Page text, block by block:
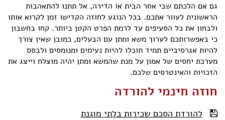
גם אם הלכתם שבי אחר הבית או הדירה, אל תתנו להתאהבות
הראשונית לעוור אתכם. בכל הנוגע לחוזה הקדישו זמן לקרוא אותו
ולבחון את כל הסעיפים עד לרמת הפרט הקטן ביותר. קחו בחשבון
כי באפשרותכם לערוך משא ומתן עם הבעלים, כמובן שאין צורך
להיות אגרסיביים תמיד תוכלו להיות נעימים ומנומסים ולבסס
מערכת יחסים של אמון על מנת שהמשא ומתן יהיה מוצלח וייצג את
הזכויות והאינטרסים שלכם.
חוזה חינמי להורדה
להורדת הסכם שכירות בלתי מוגנת